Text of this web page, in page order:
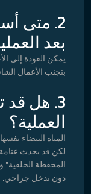
2. متى
بعد
بتجنب الأعمال
3. هل قد
العملية؟
المياه البيضاء
لكن قد يحدث
المحفظة الخلفية"
دون تدخل جراحي.